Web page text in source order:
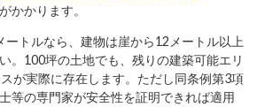
かかります。
ートルなら、建物は崖から12メートル以上
。100坪の土地でも、残りの建築可能エリ
が実際に存在します。ただし同条例第3項
等の専門家が安全性を証明できれば適用